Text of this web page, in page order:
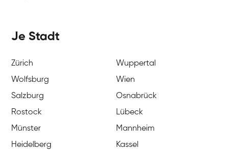
Je Stadt
Zürich
Wuppertal
Wolfsburg
Wien
Salzburg
Osnabrück
Rostock
Lübeck
Münster
Mannheim
Heidelberg
Kassel